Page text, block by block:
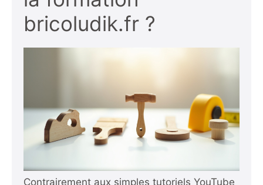
bricoludik.fr ?
Contrairement aux simples tutoriels YouTube